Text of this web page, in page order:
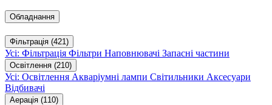
Обладнання
Фільтрація (421)
Усі: Фільтрація Фільтри Наповнювачі Запасні частини
Освітлення (210)
Усі: Освітлення Акваріумні лампи Світильники Аксесуари
Відбивачі
Аерація (110)